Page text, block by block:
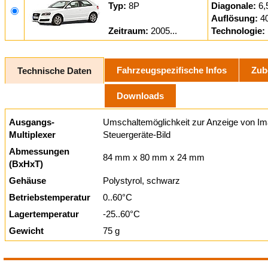
Typ: 8P
Zeitraum: 2005...
Diagonale:
Auflösung:
Technologie:
Technische Daten Fahrzeugspezifische Infos
Downloads
Ausgangs-
Multiplexer
Umschaltemöglichkeit zur Anzeige von
Steuergeräte-Bild
Abmessungen
(BxHxT)
84 mm x 80 mm x 24 mm
Gehäuse
Polystyrol, schwarz
Betriebstemperatur
0..60°C
Lagertemperatur
-25..60°C
Gewicht
75 g